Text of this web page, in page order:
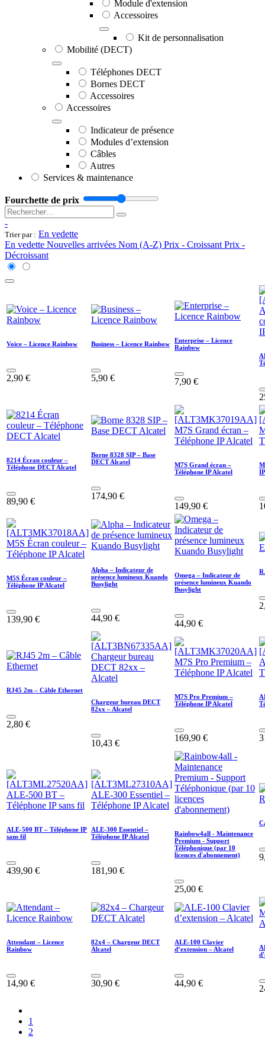
Module d'extension
Accessoires
Kit de personnalisation
Mobilité (DECT)
Téléphones DECT
Bornes DECT
Accessoires
Accessoires
Indicateur de présence
Modules d’extension
Câbles
Autres
Services & maintenance
Fourchette de prix
-
Trier par : En vedette
En vedette Nouvelles arrivées Nom (A-Z) Prix - Croissant Prix -
Décroissant
Voice – Licence Rainbow
2,90 €
Business – Licence Rainbow
5,90 €
Enterprise – Licence
Rainbow
7,90 €
8214 Écran couleur –
Téléphone DECT Alcatel
89,90 €
Borne 8328 SIP – Base
DECT Alcatel
174,90 €
M7S Grand écran –
Téléphone IP Alcatel
149,90 €
M5S Écran couleur –
Téléphone IP Alcatel
139,90 €
Alpha – Indicateur de
présence lumineux Kuando
Busylight
44,90 €
Omega – Indicateur de
présence lumineux Kuando
Busylight
44,90 €
RJ45 2m – Câble Ethernet
2,80 €
Chargeur bureau DECT
82xx – Alcatel
10,43 €
M7S Pro Premium –
Téléphone IP Alcatel
169,90 €
ALE-500 BT – Téléphone IP
sans fil
439,90 €
ALE-300 Essentiel –
Téléphone IP Alcatel
181,90 €
Rainbow4all - Maintenance
Premium - Support
Téléphonique (par 10
licences d'abonnement)
25,00 €
Attendant – Licence
Rainbow
14,90 €
82x4 – Chargeur DECT
Alcatel
30,90 €
ALE-100 Clavier
d’extension – Alcatel
44,90 €
1
2